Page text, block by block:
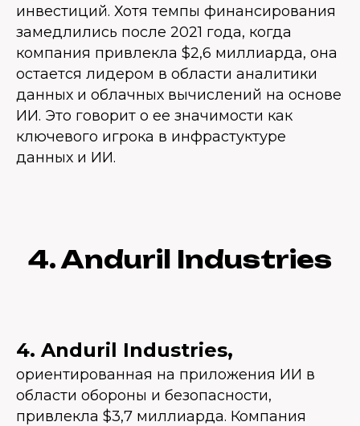
инвестиций. Хотя темпы финансирования
замедлились после 2021 года, когда
компания привлекла $2,6 миллиарда, она
остается лидером в области аналитики
данных и облачных вычислений на основе
ИИ. Это говорит о ее значимости как
ключевого игрока в инфрастуктуре
данных и ИИ.
4. Anduril Industries
4. Anduril Industries,
ориентированная на приложения ИИ в
области обороны и безопасности,
привлекла $3,7 миллиарда. Компания